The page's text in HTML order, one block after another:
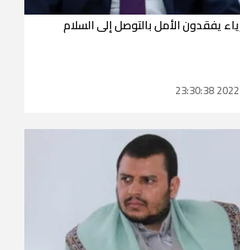
يفقدون الأمل بالتوصل إلى السلام